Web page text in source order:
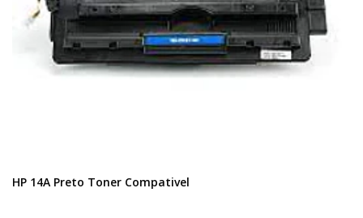
HP 14A Preto Toner Compativel